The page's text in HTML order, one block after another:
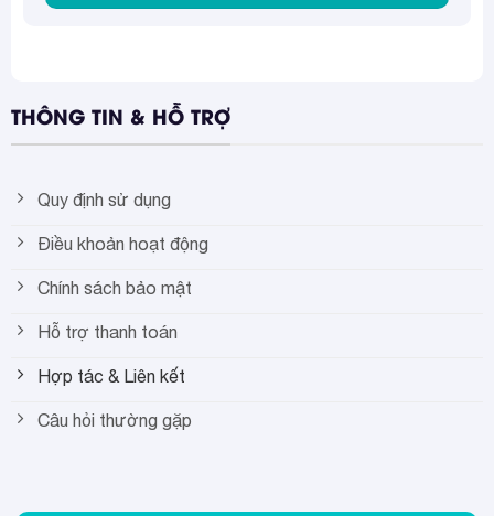
THÔNG TIN & HỖ TRỢ
Quy định sử dụng
Điều khoản hoạt động
Chính sách bảo mật
Hỗ trợ thanh toán
Hợp tác & Liên kết
Câu hỏi thường gặp